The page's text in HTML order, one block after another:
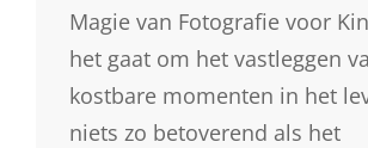
Magie van Fotografie voor
het gaat om het vastleggen
kostbare momenten in het
niets zo betoverend als het